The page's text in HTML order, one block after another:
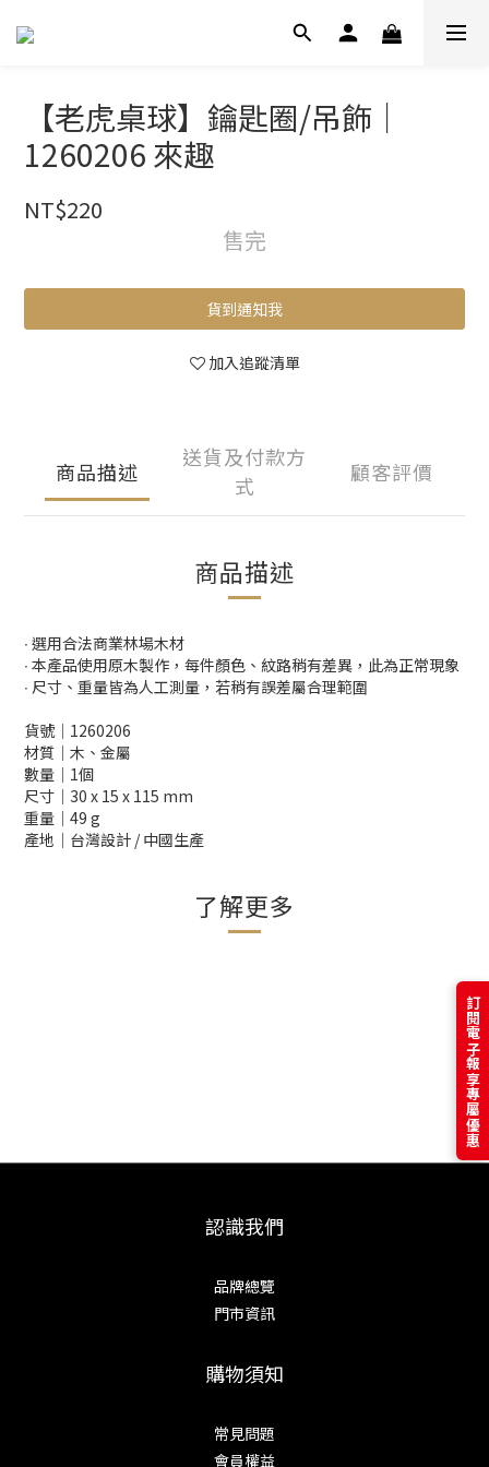
【老虎桌球】鑰匙圈/吊飾｜
1260206 來趣
NT$220
售完
貨到通知我
加入追蹤清單
商品描述
送貨及付款方
式
顧客評價
商品描述
∙ 選用合法商業林場木材
∙ 本產品使用原木製作，每件顏色、紋路稍有差異，此為正常現象
∙ 尺寸、重量皆為人工測量，若稍有誤差屬合理範圍
貨號│1260206
材質│木、金屬
數量│1個
尺寸│30 x 15 x 115 mm
重量│49 g
產地│台灣設計 / 中國生產
了解更多
認識我們
品牌總覽
門市資訊
購物須知
常見問題
會員權益
訂閱電子報享專屬優惠